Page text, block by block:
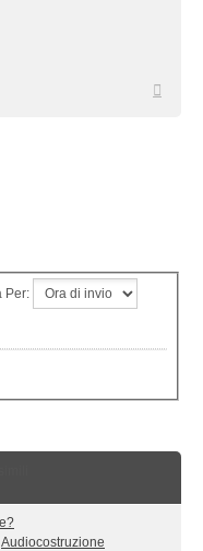
Per:
Audiocostruzione